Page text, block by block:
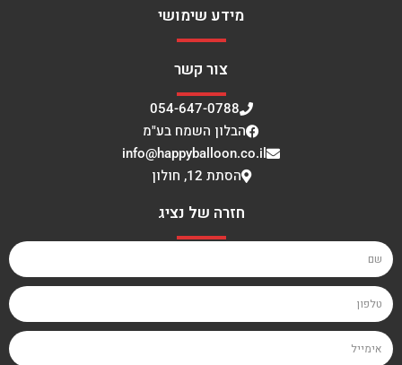
מידע שימושי
צור קשר
054-647-0788
הבלון השמח בע"מ
info@happyballoon.co.il
הסתת 12, חולון
חזרה של נציג